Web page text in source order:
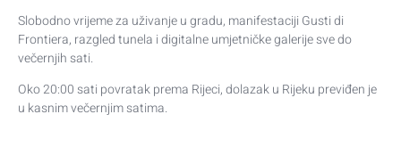
Slobodno vrijeme za uživanje u gradu, manifestaciji Gusti di
Frontiera, razgled tunela i digitalne umjetničke galerije sve do
večernjih sati.
Oko 20:00 sati povratak prema Rijeci, dolazak u Rijeku previđen je
u kasnim večernjim satima.